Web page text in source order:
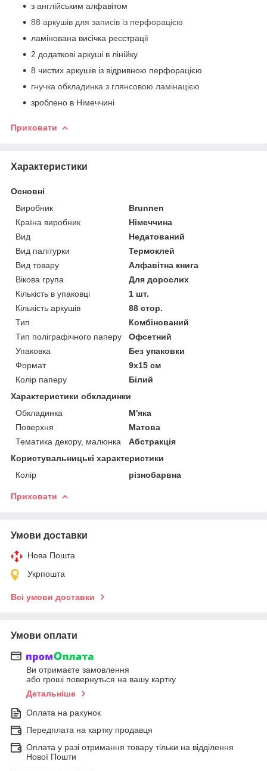
з англійським алфавітом
88 аркушів для записів із перфорацією
ламінована висічка реєстрації
2 додаткові аркуші в лінійку
8 чистих аркушів із відривною перфорацією
гнучка обкладинка з глянсовою ламінацією
зроблено в Німеччині
Приховати
Характеристики
Основні
Виробник
Brunnen
Країна виробник
Німеччина
Вид
Недатований
Вид палітурки
Термоклей
Вид товару
Алфавітна книга
Вікова група
Для дорослих
Кількість в упаковці
1 шт.
Кількість аркушів
88 стор.
Тип
Комбінований
Тип поліграфічного паперу
Офсетний
Упаковка
Без упаковки
Формат
9х15 см
Колір паперу
Білий
Характеристики обкладинки
Обкладинка
М'яка
Поверхня
Матова
Тематика декору, малюнка
Абстракція
Користувальницькі характеристики
Колір
різнобарвна
Приховати
Умови доставки
Нова Пошта
Укрпошта
Всі умови доставки
Умови оплати
Ви отримаєте замовлення
або гроші повернуться на вашу картку
Детальніше
Оплата на рахунок
Передплата на картку продавця
Оплата у разі отримання товару тільки на відділення
Нової Пошти